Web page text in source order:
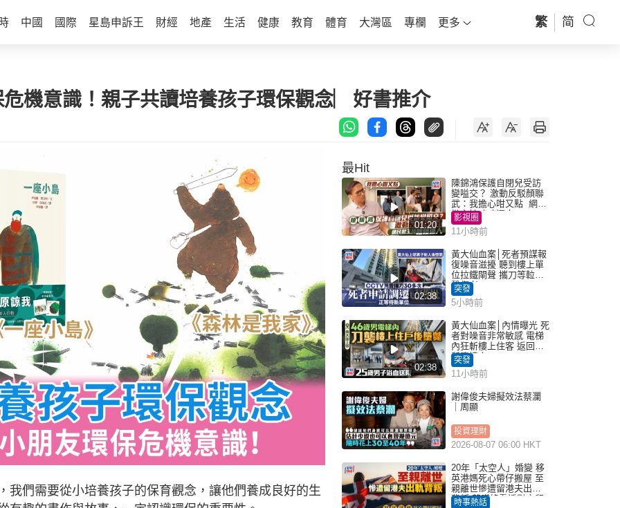
中國 國際 星島申訴王 財經 地產 生活 健康 教育 體育 大灣區 專欄 更多 繁 简
機意識！親子共讀培養孩子環保觀念︳好書推介
我們需要從小培養孩子的保育觀念，讓他們養成良好的生
最Hit
01:20
陳錦鴻保護自閉兒受訪
變嗌交？ 激動反駁顏聯
武：我擔心咁又點 網民
批主持咄咄逼人
影視圈
11小時前
02:38
黃大仙血案│死者預謀報
復噪音滋擾 聽到樓上單
位拉鐵閘聲 攜刀等𨋢伏
擊傷者
突發
5小時前
02:38
黃大仙血案│內情曝光 死
者對噪音非常敏感 電梯
內狂斬樓上住客 返回住
所墮樓亡
突發
11小時前
謝偉俊夫婦擬效法蔡瀾
｜周顯
投資理財
2026-08-07 06:00 HKT
20年「太空人」婚變 移
英港媽死心帶仔搬屋 至
親離世慘遭留港夫出軌
背叛 苦嘆終看透對方留
時事熱話